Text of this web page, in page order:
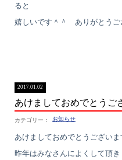
ると
嬉しいです＾＾ ありがとうご
あけましておめでとうご
2017.01.02
お知らせ
あけましておめでとうございま
昨年はみなさんによくして頂